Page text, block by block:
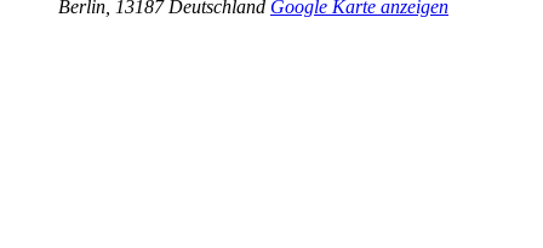
Berlin 13187 Deutschland Google Karte anzeigen